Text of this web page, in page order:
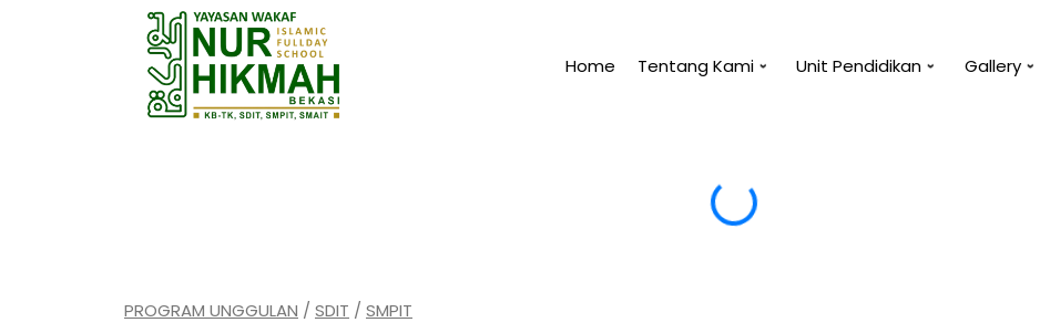
Home Tentang Kami Unit Pendidikan Gallery
PROGRAM UNGGULAN / SDIT / SMPIT